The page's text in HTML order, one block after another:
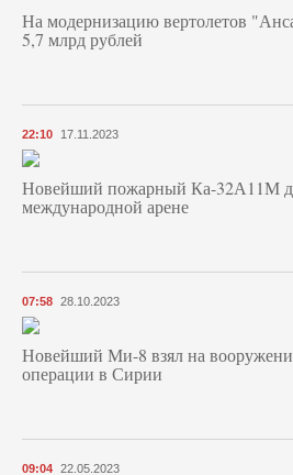
На модернизацию вертолетов
5,7 млрд рублей
22:10 17.11.2023
Новейший пожарный Ка-32А11М
международной арене
07:58 28.10.2023
Новейший Ми-8 взял на
операции в Сирии
09:04 22.05.2023